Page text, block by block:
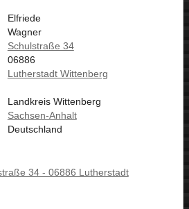
Elfriede
Wagner
Schulstraße 34
06886
Lutherstadt Wittenberg
Landkreis Wittenberg
Sachsen-Anhalt
Deutschland
34 - 06886 Lutherstadt